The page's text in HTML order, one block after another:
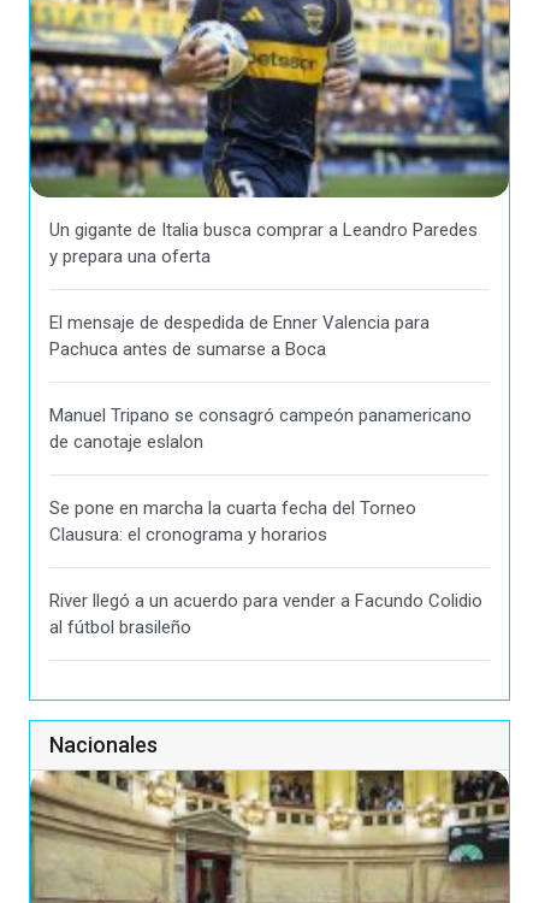
Un gigante de Italia busca comprar a Leandro Paredes
y prepara una oferta
El mensaje de despedida de Enner Valencia para
Pachuca antes de sumarse a Boca
Manuel Tripano se consagró campeón panamericano
de canotaje eslalon
Se pone en marcha la cuarta fecha del Torneo
Clausura: el cronograma y horarios
River llegó a un acuerdo para vender a Facundo Colidio
al fútbol brasileño
Nacionales